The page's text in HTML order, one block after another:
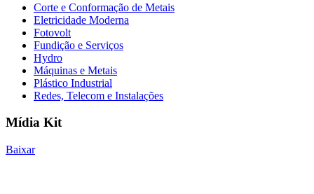
Corte e Conformação de Metais
Eletricidade Moderna
Fotovolt
Fundição e Serviços
Hydro
Máquinas e Metais
Plástico Industrial
Redes, Telecom e Instalações
Mídia Kit
Baixar